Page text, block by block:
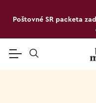
Poštovné SR packeta